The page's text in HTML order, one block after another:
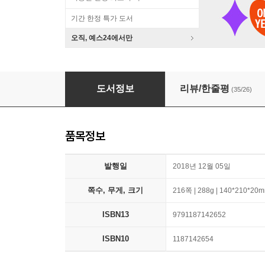
기간 한정 특가 도서
오직, 예스24에서만
물건으로 읽는 세계사
도서정보 리뷰/한줄평 (35/26)
품목정보
발행일 2018년 12월 05일
쪽수, 무게, 크기 216쪽 | 288g |
ISBN13 9791187142652
ISBN10 1187142654